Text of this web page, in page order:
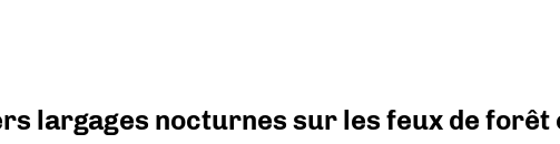
largages nocturnes sur les feux de forêt